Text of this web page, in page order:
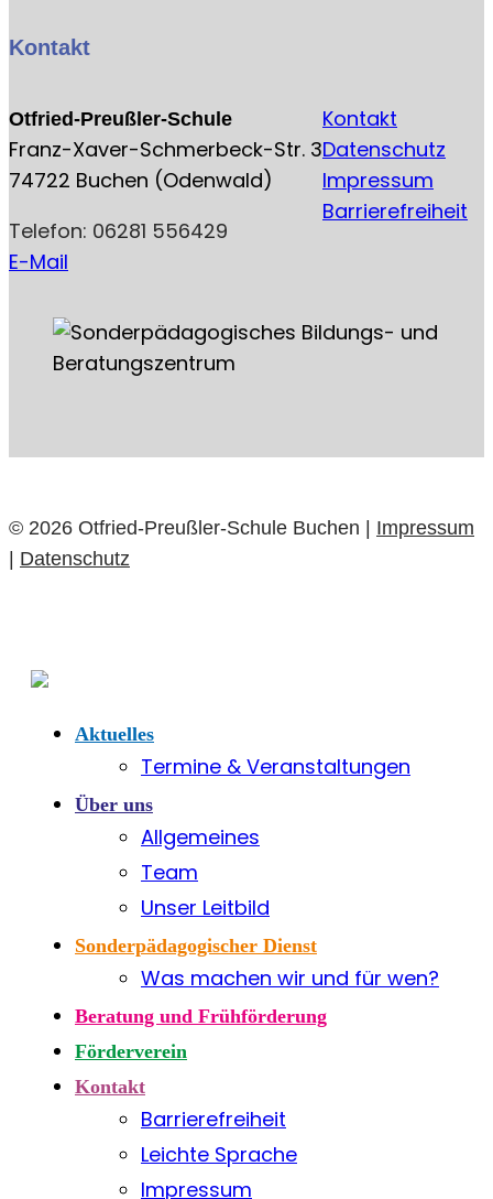
Kontakt
Otfried-Preußler-Schule
Franz-Xaver-Schmerbeck-Str. 3
74722 Buchen (Odenwald)
Telefon: 06281 556429
E-Mail
Kontakt
Datenschutz
Impressum
Barrierefreiheit
© 2026 Otfried-Preußler-Schule Buchen | Impressum
Datenschutz
Aktuelles
Termine & Veranstaltungen
Über uns
Allgemeines
Team
Unser Leitbild
Sonderpädagogischer Dienst
Was machen wir und für wen?
Beratung und Frühförderung
Förderverein
Kontakt
Barrierefreiheit
Leichte Sprache
Impressum